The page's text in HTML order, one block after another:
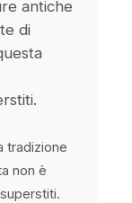
antiche
di
tradizione
non è